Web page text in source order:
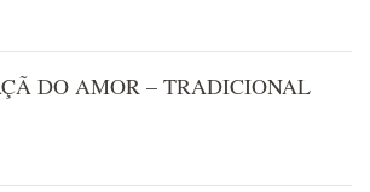
DO AMOR – TRADICIONAL